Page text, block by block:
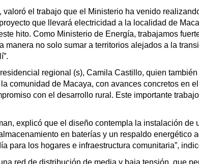
el trabajo que el Ministerio ha venido
que llevará electricidad a la localidad de
hito. Como Ministerio de Energía, trabajamos
manera no solo sumar a territorios alejados a la
regional (s), Camila Castillo, quien
comunidad de Macaya, con avances concretos en
con el desarrollo rural. Este importante
explicó que el diseño contempla la instalación
en baterías y un respaldo energético
para los hogares e infraestructura comunitaria”,
red de distribución de media y baja tensión, que